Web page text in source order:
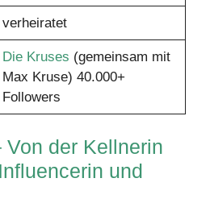
verheiratet
Die Kruses (gemeinsam mit
Max Kruse) 40.000+
Followers
Von der Kellnerin
und